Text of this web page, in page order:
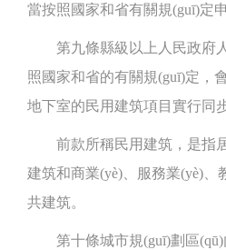
當按照國家和省有關規(guī)定申請
第九條縣級以上人民政府
照國家和省的有關規(guī)定，
地下室的民用建筑項目實行同
前款所稱民用建筑，是指
建筑和商業(yè)、服務業(yè)
共建筑。
第十條城市規(guī)劃區(qū)內